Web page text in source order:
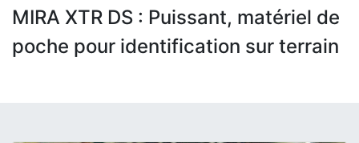
MIRA XTR DS : Puissant, matériel de
poche pour identification sur terrain